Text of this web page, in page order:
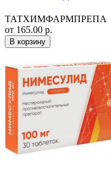
ТАТХИМФАРМПРЕПА
от 165.00 р.
В корзину